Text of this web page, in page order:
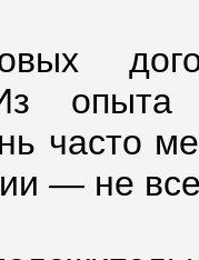
Из
часто
— не